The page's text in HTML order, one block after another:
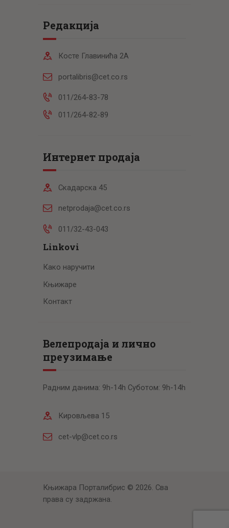
Редакција
Косте Главинића 2А
portalibris@cet.co.rs
011/264-83-78
011/264-82-89
Интернет продаја
Скадарска 45
netprodaja@cet.co.rs
011/32-43-043
Linkovi
Како наручити
Књижаре
Контакт
Велепродаја и лично
преузимање
Радним данима: 9h-14h Суботом: 9h-14h
Кировљева 15
cet-vlp@cet.co.rs
Књижара Порталибрис © 2026. Сва
права су задржана.